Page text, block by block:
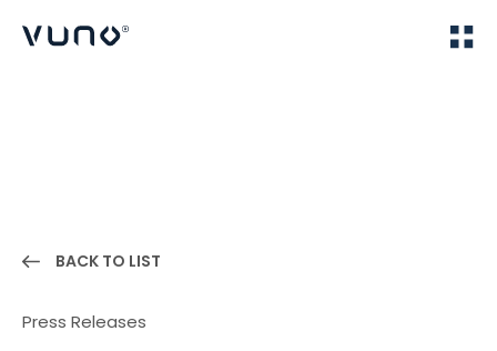
BACK TO LIST
Press Releases